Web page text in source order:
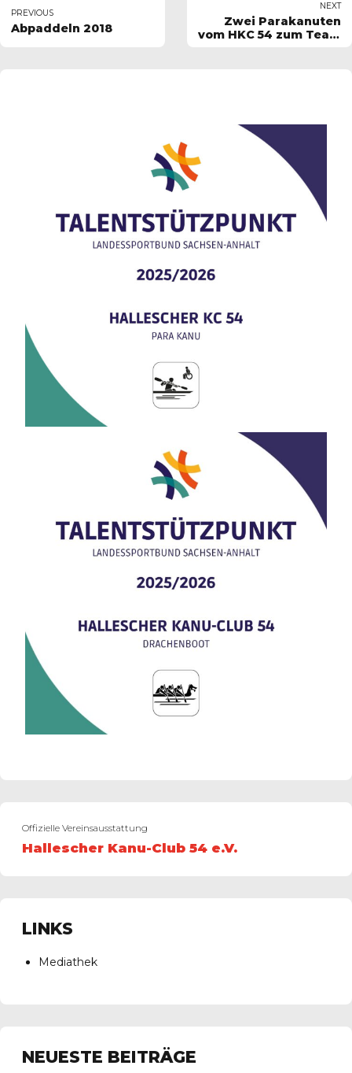
PREVIOUS
Abpaddeln 2018
NEXT
Zwei Parakanuten
vom HKC 54 zum Team
Offizielle Vereinsausstattung
Hallescher Kanu-Club 54 e.V.
LINKS
Mediathek
NEUESTE BEITRÄGE